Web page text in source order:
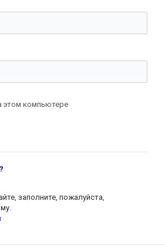
этом компьютере
заполните, пожалуйста,